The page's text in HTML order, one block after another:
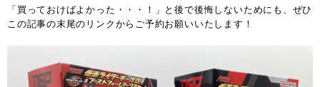
「買っておけばよかった・・・！」と後で後悔しないためにも、ぜひ
この記事の末尾のリンクからご予約お願いいたします！